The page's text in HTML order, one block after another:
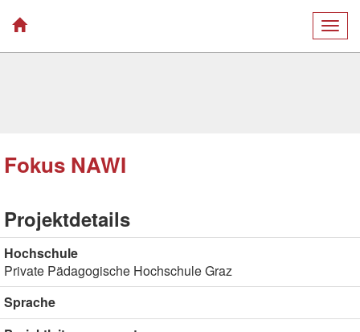
Fokus NAWI
Projektdetails
Hochschule
Private Pädagogische Hochschule Graz
Sprache